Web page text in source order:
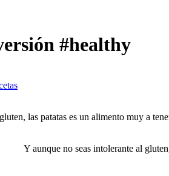
#healthy
las patatas es un alimento muy a
Y aunque no seas intolerante al